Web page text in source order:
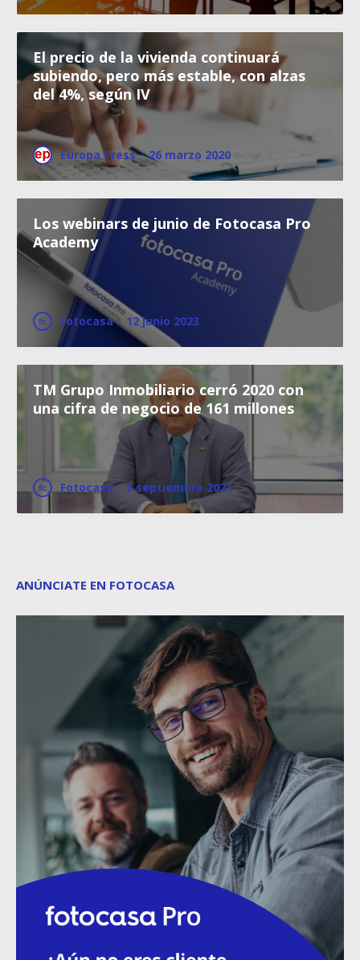
El precio de la vivienda continuará
subiendo, pero más estable, con alzas
del 4%, según IV
Europa Press · 26 marzo 2020
Los webinars de junio de Fotocasa Pro
Academy
Fotocasa · 12 junio 2023
TM Grupo Inmobiliario cerró 2020 con
una cifra de negocio de 161 millones
Fotocasa · 2 septiembre 2021
ANÚNCIATE EN FOTOCASA